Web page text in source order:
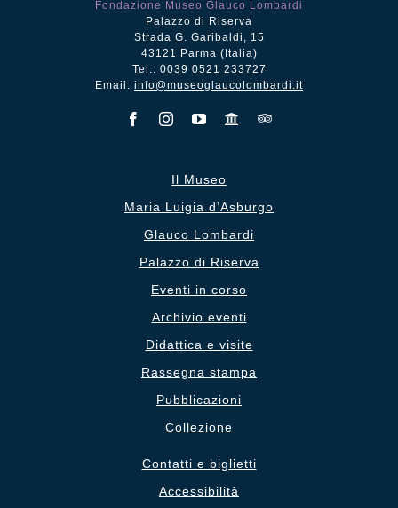
Fondazione Museo Glauco Lombardi
Palazzo di Riserva
Strada G. Garibaldi, 15
43121 Parma (Italia)
Tel.: 0039 0521 233727
Email: info@museoglaucolombardi.it
Il Museo
Maria Luigia d’Asburgo
Glauco Lombardi
Palazzo di Riserva
Eventi in corso
Archivio eventi
Didattica e visite
Rassegna stampa
Pubblicazioni
Collezione
Contatti e biglietti
Accessibilità